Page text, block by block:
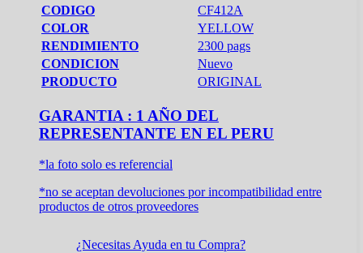
CODIGO
CF412A
COLOR
YELLOW
RENDIMIENTO
2300 pags
CONDICION
Nuevo
PRODUCTO
ORIGINAL
GARANTIA : 1 AÑO DEL
REPRESENTANTE EN EL PERU
*la foto solo es referencial
*no se aceptan devoluciones por incompatibilidad entre
productos de otros proveedores
¿Necesitas Ayuda en tu Compra?